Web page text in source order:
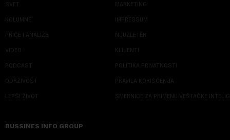
SVET
KOLUMNE
PRIČE I ANALIZE
VIDEO
PODCAST
ODRŽIVOST
LEPŠI ŽIVOT
MARKETING
IMPRESSUM
NJUZLETER
KLIJENTI
POLITIKA PRIVATNOSTI
PRAVILA KORIŠĆENJA
SMERNICE ZA PRIMENU VEŠTAČKE
BUSSINES INFO GROUP